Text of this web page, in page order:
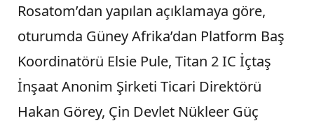
Rosatom’dan yapılan açıklamaya göre,
oturumda Güney Afrika’dan Platform Baş
Koordinatörü Elsie Pule, Titan 2 IC İçtaş
İnşaat Anonim Şirketi Ticari Direktörü
Hakan Görey, Çin Devlet Nükleer Güç